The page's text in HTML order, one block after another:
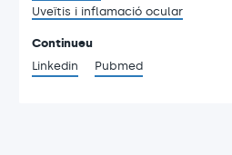
Uveïtis i inflamació ocular
Continueu
Linkedin
Pubmed